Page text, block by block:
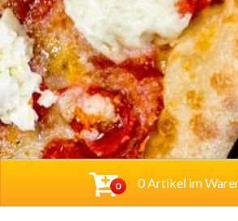
0 0 Artikel im